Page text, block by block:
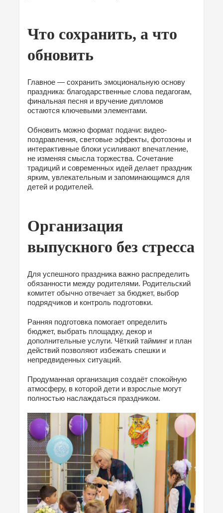
Что сохранить, а что
обновить
Главное — сохранить эмоциональную основу
праздника: благодарственные слова педагогам,
финальная песня и вручение дипломов
остаются ключевыми элементами.
Обновить можно формат подачи: видео-
поздравления, световые эффекты, фотозоны и
интерактивные блоки усиливают впечатление,
не изменяя смысла торжества. Сочетание
традиций и современных идей делает праздник
ярким, увлекательным и запоминающимся для
детей и родителей.
Организация
выпускного без стресса
Для успешного праздника важно распределить
обязанности между родителями. Родительский
комитет обычно отвечает за бюджет, выбор
подрядчиков и контроль подготовки.
Ранняя подготовка помогает определить
бюджет, выбрать площадку, декор и
дополнительные услуги. Чёткий тайминг и план
действий позволяют избежать спешки и
непредвиденных ситуаций.
Продуманная организация создаёт спокойную
атмосферу, в которой дети и взрослые могут
полностью наслаждаться праздником.